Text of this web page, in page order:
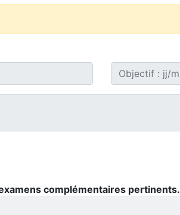
complémentaires pertinents.